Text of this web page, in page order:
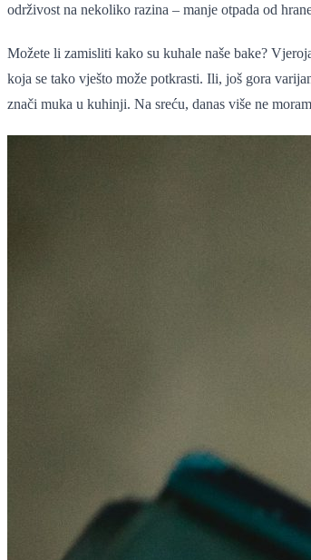
održivost na nekoliko razina – manje otpada od
Možete li zamisliti kako su kuhale naše bake?
koja se tako vješto može potkrasti. Ili, još gora
znači muka u kuhinji. Na sreću, danas više ne